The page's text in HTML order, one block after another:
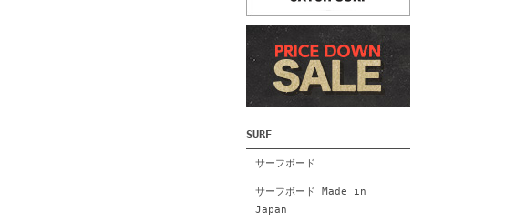
SURF
サーフボード
サーフボード Made in
Japan